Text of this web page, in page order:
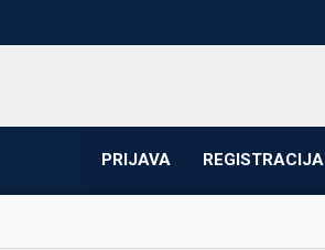
PRIJAVA REGISTRACIJA